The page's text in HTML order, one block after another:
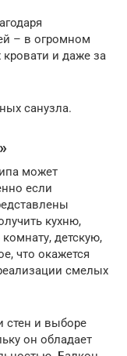
– в огромном
и даже за
санузла.
может
если
кухню,
детскую,
что окажется
смелых
стен и выборе
он обладает